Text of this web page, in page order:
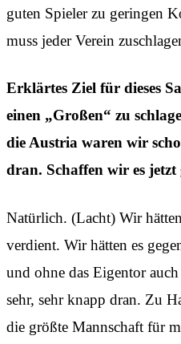
guten Spieler zu geringen
muss jeder Verein
Erklärtes Ziel für dieses
einen „Großen“ zu
die Austria waren wir
dran. Schaffen wir es jetzt
Natürlich. (Lacht) Wir
verdient. Wir hätten es
und ohne das Eigentor
sehr, sehr knapp dran. Zu
die größte Mannschaft für